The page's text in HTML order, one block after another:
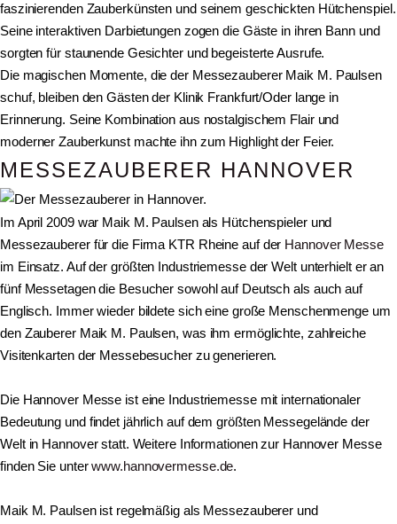
faszinierenden Zauberkünsten und seinem geschickten Hütchenspiel.
Seine interaktiven Darbietungen zogen die Gäste in ihren Bann und
sorgten für staunende Gesichter und begeisterte Ausrufe.
Die magischen Momente, die der Messezauberer Maik M. Paulsen
schuf, bleiben den Gästen der Klinik Frankfurt/Oder lange in
Erinnerung. Seine Kombination aus nostalgischem Flair und
moderner Zauberkunst machte ihn zum Highlight der Feier.
MESSEZAUBERER HANNOVER
Im April 2009 war Maik M. Paulsen als Hütchenspieler und
Messezauberer für die Firma KTR Rheine auf der Hannover Messe
im Einsatz. Auf der größten Industriemesse der Welt unterhielt er an
fünf Messetagen die Besucher sowohl auf Deutsch als auch auf
Englisch. Immer wieder bildete sich eine große Menschenmenge um
den Zauberer Maik M. Paulsen, was ihm ermöglichte, zahlreiche
Visitenkarten der Messebesucher zu generieren.
Die Hannover Messe ist eine Industriemesse mit internationaler
Bedeutung und findet jährlich auf dem größten Messegelände der
Welt in Hannover statt. Weitere Informationen zur Hannover Messe
finden Sie unterwww.hannovermesse.de.
Maik M. Paulsen ist regelmäßig als Messezauberer und